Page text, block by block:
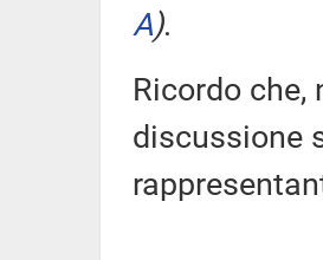
A).
Ricordo
discussione